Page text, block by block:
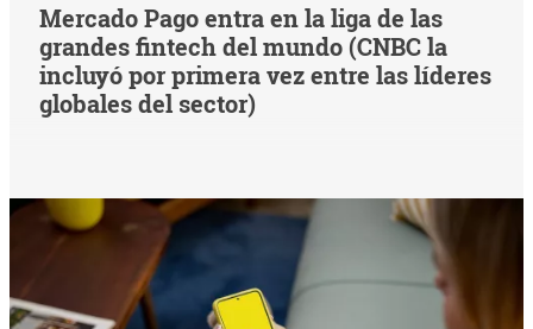
Mercado Pago entra en la liga de las
grandes fintech del mundo (CNBC la
incluyó por primera vez entre las líderes
globales del sector)